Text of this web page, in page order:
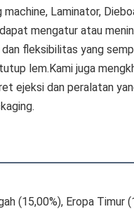
Laminator,
mengatur atau
fleksibilitas yang
lem.Kami juga
ejeksi dan peralatan
(15,00%), Eropa Timur